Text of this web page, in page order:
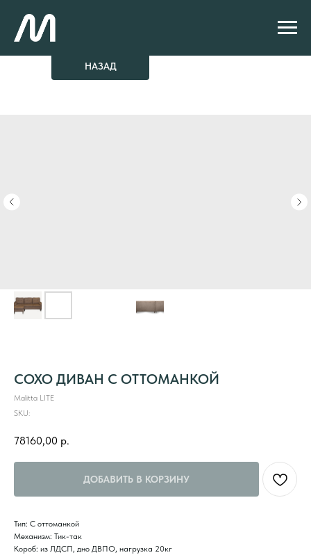
НАЗАД
СОХО ДИВАН С ОТТОМАНКОЙ
Malitta LITE
SKU:
78160,00 р.
ДОБАВИТЬ В КОРЗИНУ
Тип: С оттоманкой
Механизм: Тик-так
Короб: из ЛДСП, дно ДВПО, нагрузка 20кг